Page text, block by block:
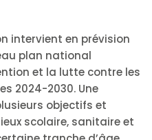
intervient en prévision
plan national
et la lutte contre les
2024-2030. Une
objectifs et
scolaire, sanitaire et